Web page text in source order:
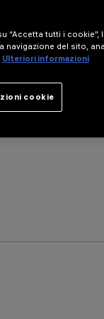
“Accetta tutti i
navigazione del sito,
Ulteriori informazioni
cookie